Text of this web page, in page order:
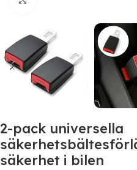
2-pack universella
säkerhet i bilen